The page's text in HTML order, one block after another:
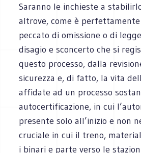
Saranno le inchieste a
altrove, come è perfettamente
peccato di omissione o di
disagio e sconcerto che si
questo processo, dalla
sicurezza e, di fatto, la vita
affidate ad un processo
autocertificazione, in cui
presente solo all’inizio e non
cruciale in cui il treno,
i binari e parte verso le